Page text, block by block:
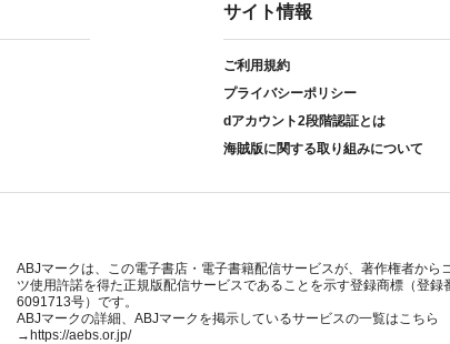
サイト情報
ご利用規約
プライバシーポリシー
dアカウント2段階認証とは
海賊版に関する取り組みについて
ABJマークは、この電子書店・電子書籍配信サービスが、著作権者から
ツ使用許諾を得た正規版配信サービスであることを示す登録商標（登録
6091713号）です。
ABJマークの詳細、ABJマークを掲示しているサービスの一覧はこちら
→https://aebs.or.jp/